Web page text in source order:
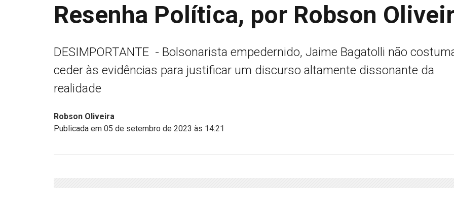
Resenha Política, por Robson
DESIMPORTANTE - Bolsonarista empedernido, Jaime Bagatolli não
ceder às evidências para justificar um discurso altamente dissonante da
realidade
Robson Oliveira
Publicada em 05 de setembro de 2023 às 14:21